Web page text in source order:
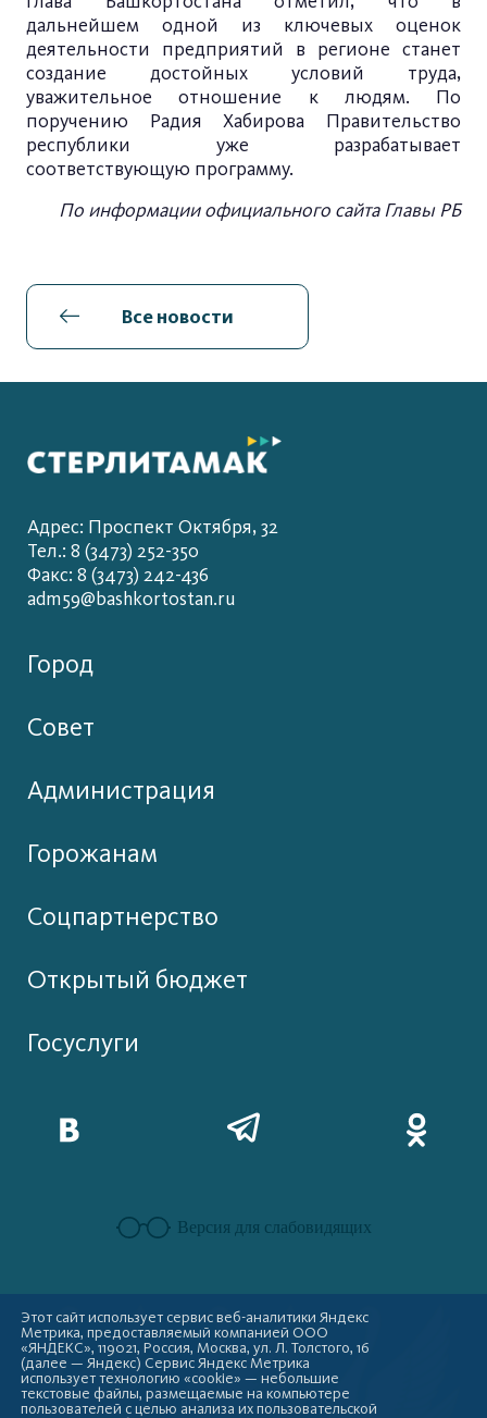
дальнейшем одной из ключевых оценок
деятельности предприятий в регионе станет
создание достойных условий труда,
уважительное отношение к людям. По
поручению Радия Хабирова Правительство
республики уже разрабатывает
соответствующую программу.
По информации официального сайта Главы РБ
Все новости
Адрес: Проспект Октября, 32
Тел.: 8 (3473) 252-350
Факс: 8 (3473) 242-436
adm59@bashkortostan.ru
Город
Совет
Администрация
Горожанам
Соцпартнерство
Открытый бюджет
Госуслуги
Версия для слабовидящих
Этот сайт использует сервис веб-аналитики Яндекс
Метрика, предоставляемый компанией ООО
«ЯНДЕКС», 119021, Россия, Москва, ул. Л. Толстого, 16
(далее — Яндекс) Сервис Яндекс Метрика
использует технологию «cookie» — небольшие
текстовые файлы, размещаемые на компьютере
пользователей с целью анализа их пользовательской